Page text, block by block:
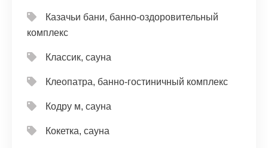
Казачьи бани, банно-оздоровительный
комплекс
Классик, сауна
Клеопатра, банно-гостиничный комплекс
Кодру м, сауна
Кокетка, сауна